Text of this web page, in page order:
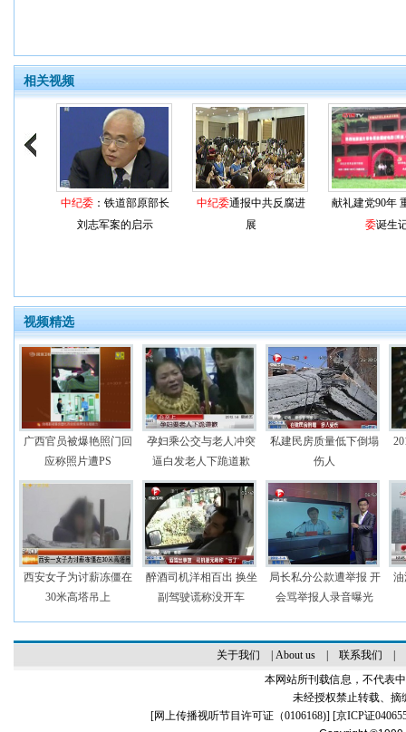
相关视频
中纪委 ：铁道部原部长
刘志军案的启示
中纪委通报中共反腐进
展
献礼建党90年
委诞生
视频精选
广西官员被爆艳照门回
应称照片遭PS
孕妇乘公交与老人冲突
逼白发老人下跪道歉
私建民房质量低下倒塌
伤人
西安女子为讨薪冻僵在
30米高塔吊上
醉酒司机洋相百出 换坐
副驾驶谎称没开车
局长私分公款遭举报 开
会骂举报人录音曝光
关于我们 About us| 联系我们
本网站所刊载信息，不代表
未经授权禁止转载、摘
[网上传播视听节目许可证（0106168)] [京ICP证